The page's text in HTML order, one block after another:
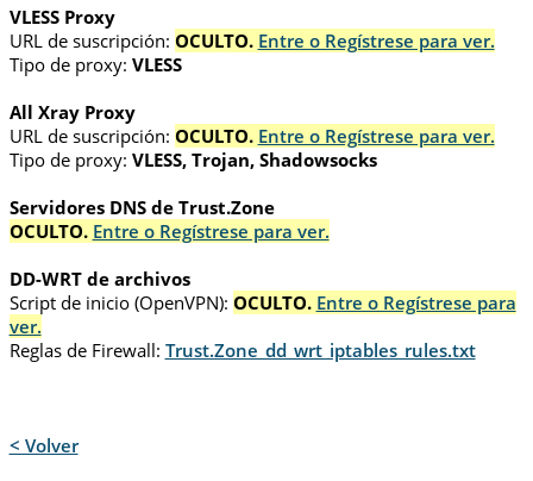
VLESS Proxy
URL de suscripción: OCULTO. Entre o Regístrese para ver.
Tipo de proxy: VLESS
All Xray Proxy
URL de suscripción: OCULTO. Entre o Regístrese para ver.
Tipo de proxy: VLESS, Trojan, Shadowsocks
Servidores DNS de Trust.Zone
OCULTO. Entre o Regístrese para ver.
DD-WRT de archivos
Script de inicio (OpenVPN): OCULTO. Entre o Regístrese para
ver.
Reglas de Firewall: Trust.Zone_dd_wrt_iptables_rules.txt
< Volver